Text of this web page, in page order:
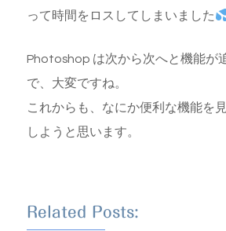
って時間をロスしてしまいました
Photoshop は次から次へと機能が
で、大変ですね。
これからも、なにか便利な機能を
しようと思います。
Related Posts: